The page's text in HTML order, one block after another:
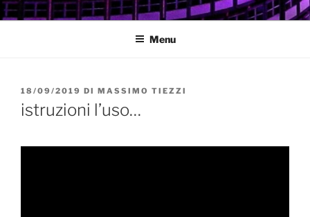
Salta
al
GARBATELLA
Un Blog sul quartiere della Garbatella
Menu
PUBBLICATO
IL
18/09/2019 DI MASSIMO TIEZZI
istruzioni l’uso…